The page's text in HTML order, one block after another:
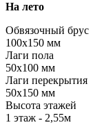
На лето
Обвязочный брус
100х150 мм
Лаги пола
50х100 мм
Лаги перекрытия
50х150 мм
Высота этажей
1 этаж - 2,55м